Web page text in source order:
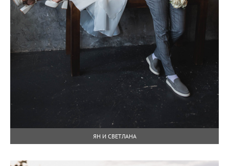
ЯН И СВЕТЛАНА